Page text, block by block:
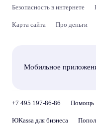
Безопасность в интернете
Карта сайта Про деньги
Мобильное
+7 495 197-86-86 Помощь
ЮKassa для бизнеса